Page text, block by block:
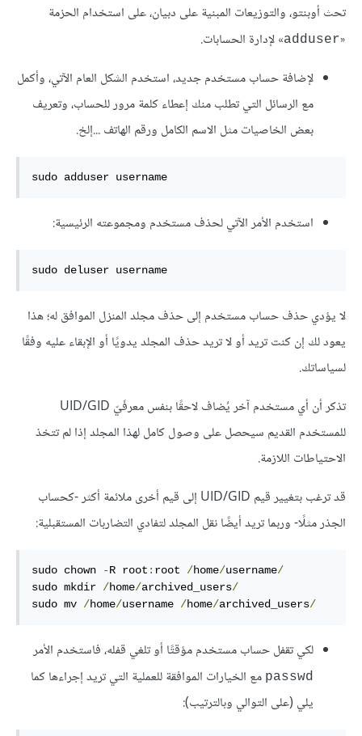
تحث أوبنتو، والتوزيعات المبنية على دبيان، على استخدام الحزمة
«
adduser» لإدارة الحسابات.
لإضافة حساب مستخدم جديد، استخدم الشكل العام الآتي، وأكمل
مع الرسائل التي تطلب منك إعطاء كلمة مرور للحساب، وتعريف
بعض الخاصيات مثل الاسم الكامل ورقم الهاتف ...إلخ.
sudo adduser username
استخدم الأمر الآتي لحذف مستخدم ومجموعته الرئيسية:
sudo deluser username
لا يؤدي حذف حساب مستخدم إلى حذف مجلد المنزل الموافق له؛ هذا
يعود لك إن كنت تريد أو لا تريد حذف المجلد يدويًا أو الإبقاء عليه وفقًا
لسياساتك.
تذكر أن أي مستخدم آخر يُضاف لاحقًا بنفس معرفَيّ UID/GID
للمستخدم القديم سيحصل على وصول كامل لهذا المجلد إذا لم تتخذ
الاحتياطات اللازمة.
قد ترغب بتغيير قيم UID/GID إلى قيم أخرى ملائمة أكثر -كحساب
الجذر مثلًا- وربما تريد أيضًا نقل المجلد لتفادي التضاربات المستقبلية:
sudo chown -R root : root /home/username/
sudo mkdir /home/archived_users/
sudo mv /home/username /home/archived_users/
لكي تقفل حساب مستخدم مؤقتًا أو تلغي قفله، فاستخدم الأمر
passwd مع الخيارات الموافقة للعملية التي تريد إجراءها كما
يلي (على التوالي وبالترتيب):